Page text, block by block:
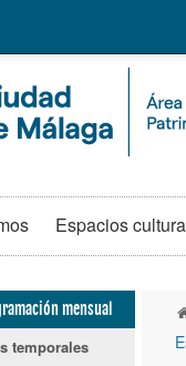
Espacios
mensual
temporales